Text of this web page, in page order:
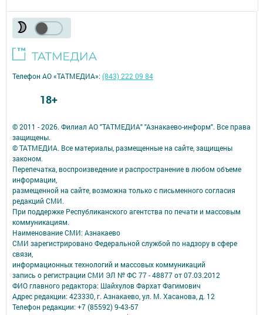
© 2011 - 2026. Филиал АО "ТАТМЕДИА" "Азнакаево-информ". Все права
защищены.
© ТАТМЕДИА. Все материалы, размещенные на сайте, защищены
законом.
Перепечатка, воспроизведение и распространение в любом объеме
информации,
размещенной на сайте, возможна только с письменного согласия
редакций СМИ.
При поддержке Республиканского агентства по печати и массовым
коммуникациям.
Наименование СМИ: Азнакаево
СМИ зарегистрировано Федеральной службой по надзору в сфере
связи,
информационных технологий и массовых коммуникаций
запись о регистрации СМИ ЭЛ № ФС 77 - 48877 от 07.03.2012
ФИО главного редактора: Шайхулов Фархат Фагимович
Адрес редакции: 423330, г. Азнакаево, ул. М. Хасанова, д. 12
Телефон редакции: +7 (85592) 9-43-57
Телефон АО «ТАТМЕДИА»:(843) 222 09 84
18+